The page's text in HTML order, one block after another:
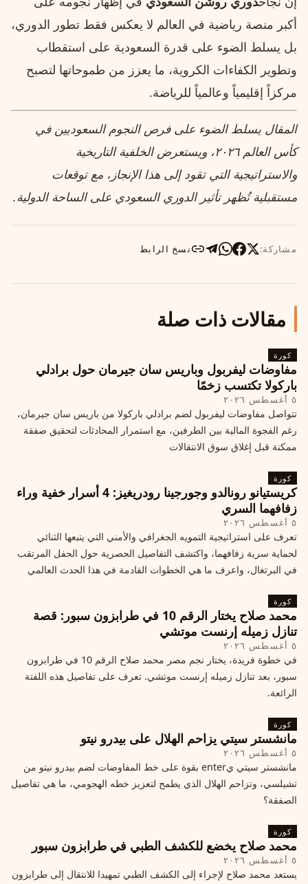
أكبر منصة رياضية في العالم لا يعكس فقط تطور الدوري،
بل يسلط الضوء على قدرة السعودية على استقطاب
وتطوير الكفاءات الكروية، ما يعزز من طموحاتها لتصبح
مركزاً إقليمياً وعالمياً للرياضة.
المقال يسلط الضوء على فرص النجوم السعوديين في
كأس العالم ٢٠٢٦، ويستعرض الخلفية التاريخية
والاستراتيجية التي تقود إلى هذا الإنجاز، مع توقعات
مستقبلية تُظهر تأثير الدوري السعودي على الساحة الدولية.
مشاركة: نسخ الرابط
مقالات ذات صلة
كورة
مفاوضات ليفربول وباريس سان جيرمان حول برادلي
باركولا تكتسب زخمًا
٥ أغسطس ٢٠٢٦
تتواصل مفاوضات ليفربول لضم برادلي باركولا من باريس سان جيرمان،
رغم الفجوة المالية بين الطرفين، مع استمرار المحادثات لتحقيق صفقة
ممكنة قبل إغلاق سوق الانتقالات
كورة
كريستيانو رونالدو وجورجينا رودريغيز: 4 أسرار خفية وراء
زفافهما السري
٥ أغسطس ٢٠٢٦
تعرف على استراتيجية التمويه الجغرافي والأمني التي يتبعها الثنائي
لحماية سرية زفافهما، واكتشف التفاصيل الحصرية حول الحفل المرتقب
في البرتغال، واعرف ما هي الخطوات القادمة في هذا الحدث العالمي
كورة
محمد صلاح يختار الرقم 10 في طرابزون سبور: قصة
تنازل زميله إرنست موتشي
٥ أغسطس ٢٠٢٦
في خطوة فريدة، يختار نجم مصر محمد صلاح الرقم 10 في طرابزون
سبور، بعد تنازل زميله إرنست موتشي. تعرف على تفاصيل هذه اللفتة
الرائعة.
كورة
مانشستر سيتي يزاحم الهلال على بيدرو نيتو
٥ أغسطس ٢٠٢٦
مانشستر سيتي يenter بقوة على خط المفاوضات لضم بيدرو نيتو من
تشيلسي، وتزاحم الهلال الذي يطمح لتعزيز خطه الهجومي، ما هي تفاصيل
الصفقة؟
كورة
محمد صلاح يخضع للكشف الطبي في طرابزون سبور
٥ أغسطس ٢٠٢٦
يستعد محمد صلاح لإجراء إلى الكشف الطبي تمهيدا للانتقال إلى طرابزون